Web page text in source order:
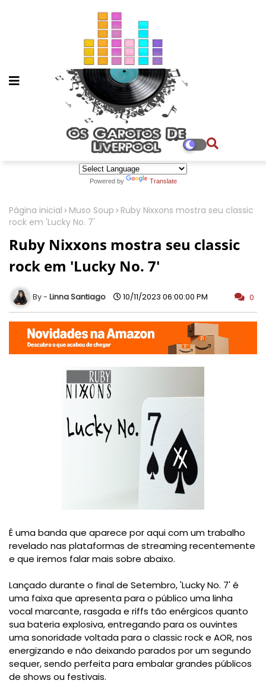
Powered by Translate
Página inicial Muso Soup
Ruby Nixxons mostra seu classic
rock em 'Lucky No. 7'
Ruby Nixxons mostra seu classic
rock em 'Lucky No. 7'
Linna Santiago 10/11/2023 06:00:00 PM 0
É uma banda que aparece por aqui com um trabalho
revelado nas plataformas de streaming recentemente
e que iremos falar mais sobre abaixo.
Lançado durante o final de Setembro, 'Lucky No. 7' é
uma faixa que apresenta para o público uma linha
vocal marcante, rasgada e riffs tão enérgicos quanto
sua bateria explosiva, entregando para os ouvintes
uma sonoridade voltada para o classic rock e AOR, nos
energizando e não deixando parados por um segundo
sequer, sendo perfeita para embalar grandes públicos
de shows ou festivais.